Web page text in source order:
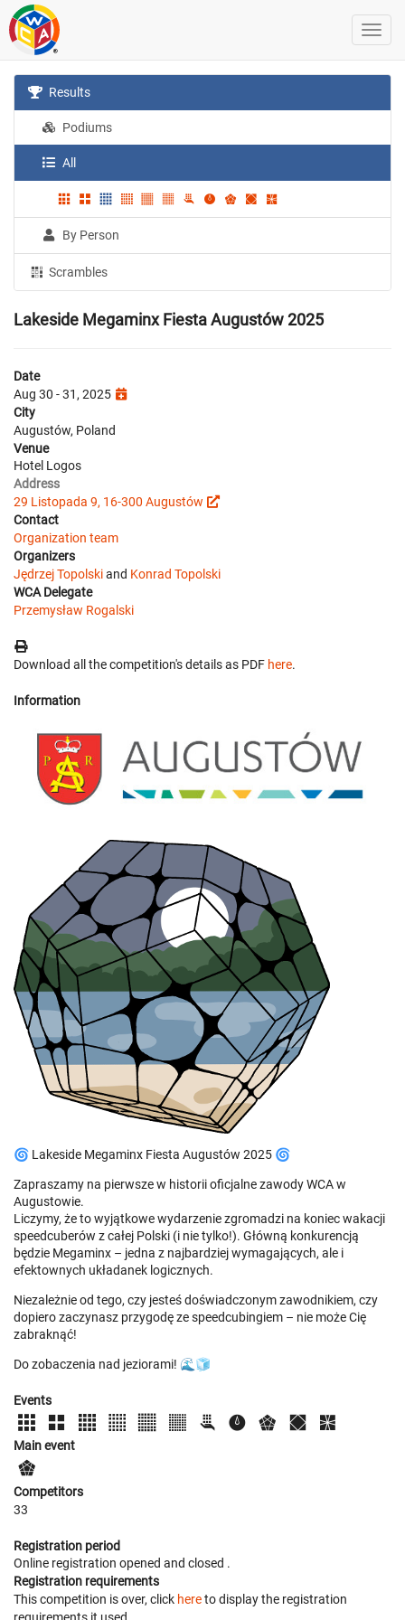
Results
Podiums
All
By Person
Scrambles
Lakeside Megaminx Fiesta Augustów 2025
Date
Aug 30 - 31, 2025
City
Augustów, Poland
Venue
Hotel Logos
Address
29 Listopada 9, 16-300 Augustów
Contact
Organization team
Organizers
Jędrzej Topolskiand Konrad Topolski
WCA Delegate
Przemysław Rogalski
Download all the competition's details as PDF here.
Information
🌀 Lakeside Megaminx Fiesta Augustów 2025 🌀
Zapraszamy na pierwsze w historii oficjalne zawody WCA w
Augustowie.
Liczymy, że to wyjątkowe wydarzenie zgromadzi na koniec wakacji
speedcuberów z całej Polski (i nie tylko!). Główną konkurencją
będzie Megaminx – jedna z najbardziej wymagających, ale i
efektownych układanek logicznych.
Niezależnie od tego, czy jesteś doświadczonym zawodnikiem, czy
dopiero zaczynasz przygodę ze speedcubingiem – nie może Cię
zabraknąć!
Do zobaczenia nad jeziorami! 🌊🧊
Events
Main event
Competitors
33
Registration period
Online registration opened and closed .
Registration requirements
This competition is over, click hereto display the registration
requirements it used.